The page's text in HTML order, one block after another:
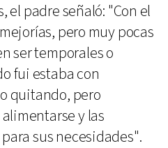
el padre señaló: "Con el
pero muy pocas
ser temporales o
fui estaba con
quitando, pero
y las
sus necesidades".